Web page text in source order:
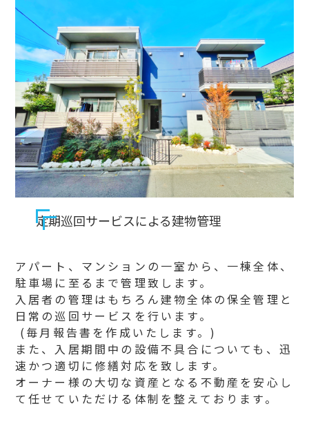
定期巡回サービスによる建物管理
アパート、マンションの一室から、一棟全体、
駐車場に至るまで管理致します。
入居者の管理はもちろん建物全体の保全管理と
日常の巡回サービスを行います。
(毎月報告書を作成いたします。)
また、入居期間中の設備不具合についても、迅
速かつ適切に修繕対応を致します。
オーナー様の大切な資産となる不動産を安心し
て任せていただける体制を整えております。